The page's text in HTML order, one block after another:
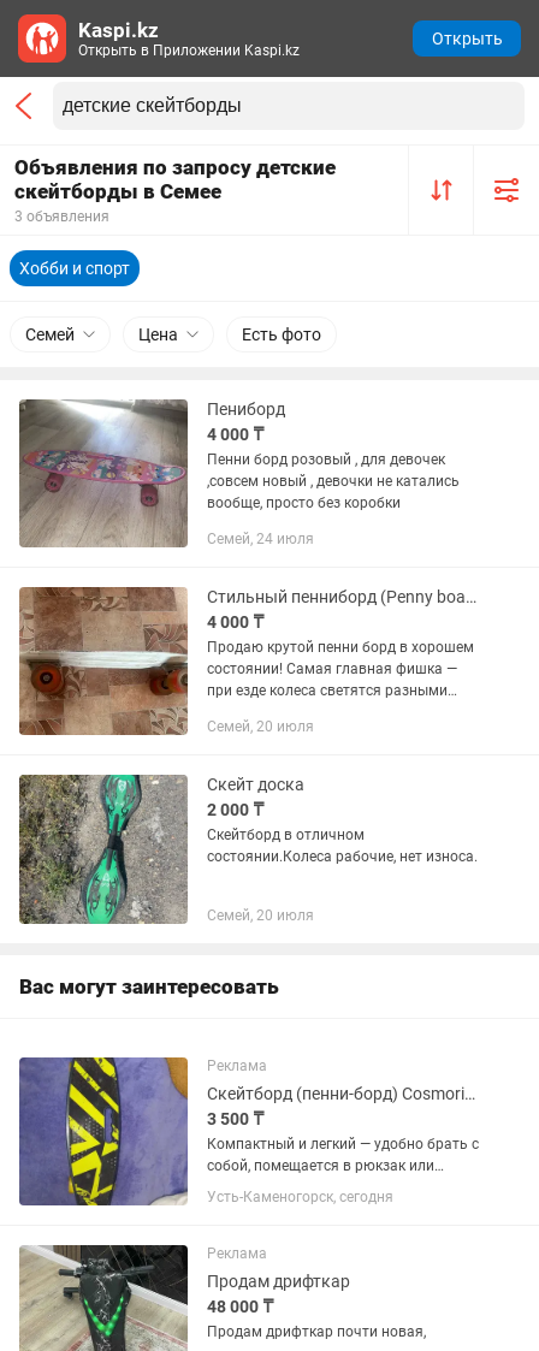
Объявления по запросу детские
скейтборды в Семее
3 объявления
Хобби и спорт
Семей Цена Есть фото
Пениборд
4 000 ₸
Пенни борд розовый , для девочек
,совсем новый , девочки не катались
вообще, просто без коробки
Семей, 24 июля
Стильный пенниборд (Penny board) со светящимися колесами!
4 000 ₸
Продаю крутой пенни борд в хорошем
состоянии! Самая главная фишка —
при езде колеса светятся разными
вечернее время выглядит очень
Семей, 20 июля
Скейт доска
2 000 ₸
Скейтборд в отличном
состоянии.Колеса рабочие, нет износа.
Семей, 20 июля
Вас могут заинтересовать
Реклама
Скейтборд (пенни-борд) Cosmoride стиль и комфорт в одном!
3 500 ₸
Компактный и легкий — удобно брать с
собой, помещается в рюкзак или
багажник. Яркий дизайн — эффектный
желто-черный принт притягивает
Прочная дека — устойчивая,...
Усть-Каменогорск, сегодня
Реклама
Продам дрифткар
48 000 ₸
Продам дрифткар почти новая,
Kaspi.kz
Открыть в Приложении Kaspi.kz
Открыть